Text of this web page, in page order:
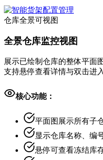
仓库全景可视图
全景仓库监控视图
展示已绘制仓库的整体平面
支持悬停查看详情与双击进
核心功能：
平面图展示所有子
显示仓库名称、编
悬停可查看冻结库